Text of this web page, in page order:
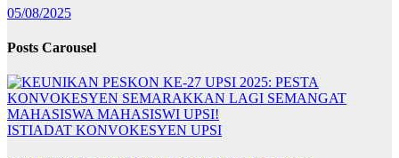
05/08/2025
Posts Carousel
ISTIADAT KONVOKESYEN UPSI